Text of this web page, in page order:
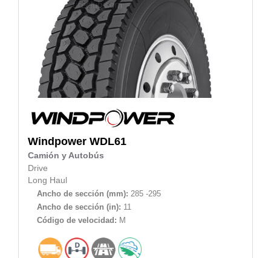
Windpower WDL61
Camión y Autobús
Drive
Long Haul
Ancho de sección (mm): 285 -295
Ancho de sección (in): 11
Código de velocidad: M